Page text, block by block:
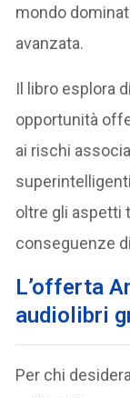
mondo
avanzata.
Il libro esplora
opportunità
ai rischi
oltre gli aspetti
conseguenze
L’offerta
audiolibri
Per chi